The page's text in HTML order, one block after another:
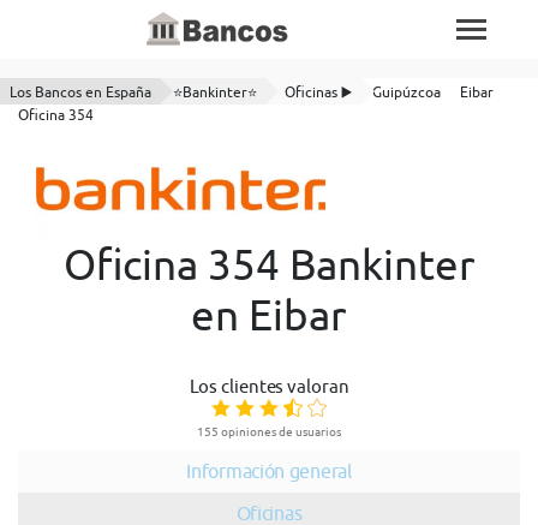
Los Bancos en España ⭐Bankinter⭐ Oficinas ▶️ Guipúzcoa
Eibar
Oficina 354
Oficina 354 Bankinter
en Eibar
Los clientes valoran
155 opiniones de usuarios
Información general
Oficinas